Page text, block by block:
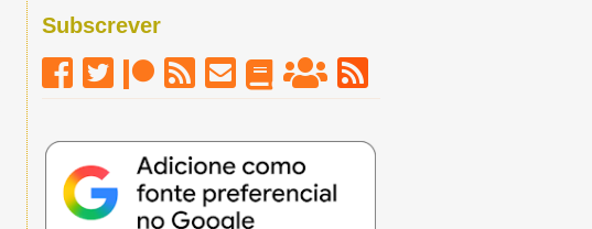
Subscrever